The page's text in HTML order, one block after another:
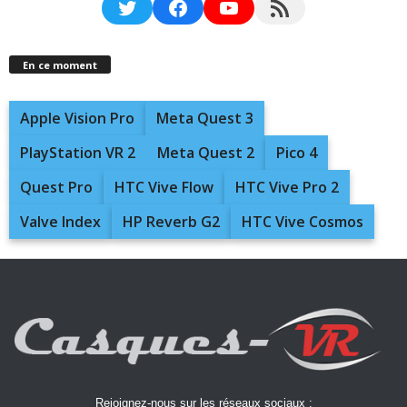
TwitterFacebookYouTubeRSS Feed
En ce moment
Apple Vision Pro
Meta Quest 3
PlayStation VR 2
Meta Quest 2
Pico 4
Quest Pro
HTC Vive Flow
HTC Vive Pro 2
Valve Index
HP Reverb G2 HTC Vive Cosmos
Rejoignez-nous sur les réseaux sociaux :